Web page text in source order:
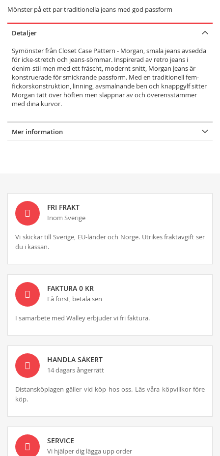
Mönster på ett par traditionella jeans med god passform
Detaljer
Symönster från Closet Case Pattern - Morgan, smala jeans avsedda
för icke-stretch och jeans-sömmar. Inspirerad av retro jeans i
denim-stil men med ett fräscht, modernt snitt, Morgan Jeans är
konstruerade för smickrande passform. Med en traditionell fem-
fickorskonstruktion, linning, avsmalnande ben och knappgylf sitter
Morgan tätt över höften men slappnar av och överensstämmer
med dina kurvor.
Mer information
FRI FRAKT
Inom Sverige
Vi skickar till Sverige, EU-länder och Norge. Utrikes fraktavgift ser
du i kassan.
FAKTURA 0 KR
Få först, betala sen
I samarbete med Walley erbjuder vi fri faktura.
HANDLA SÄKERT
14 dagars ångerrätt
Distansköplagen gäller vid köp hos oss. Läs våra köpvillkor före
köp.
SERVICE
Vi hjälper dig lägga upp order